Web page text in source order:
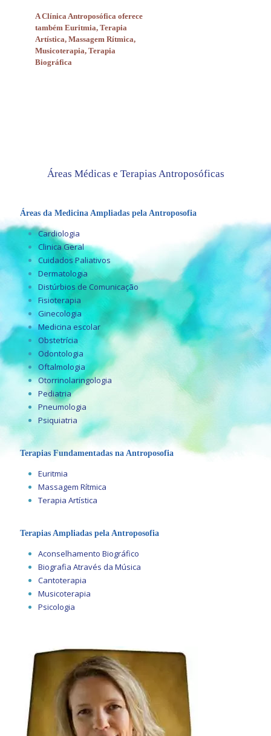
A Clínica Antroposófica oferece
também Euritmia, Terapia
Artística, Massagem Rítmica,
Musicoterapia, Terapia
Biográfica
Áreas Médicas e Terapias Antroposóficas
Áreas da Medicina Ampliadas pela Antroposofia
Cardiologia
Clinica Geral
Cuidados Paliativos
Dermatologia
Distúrbios de Comunicação
Fisioterapia
Ginecologia
Medicina escolar
Obstetrícia
Odontologia
Oftalmologia
Otorrinolaringologia
Pediatria
Pneumologia
Psiquiatria
Terapias Fundamentadas na Antroposofia
Euritmia
Massagem Rítmica
Terapia Artística
Terapias Ampliadas pela Antroposofia
Aconselhamento Biográfico
Biografia Através da Música
Cantoterapia
Musicoterapia
Psicologia